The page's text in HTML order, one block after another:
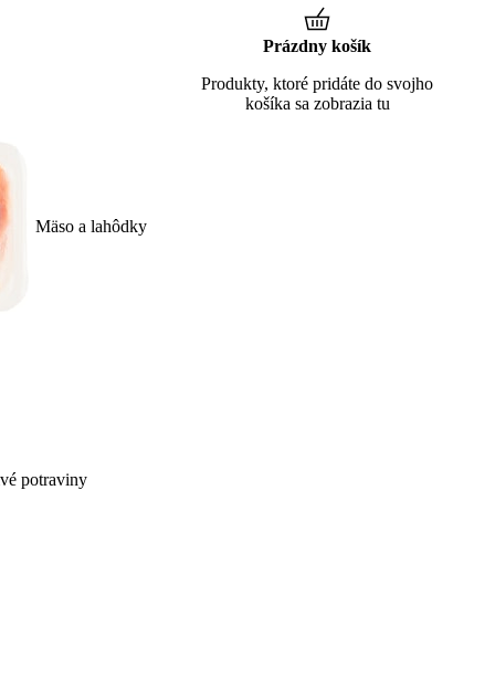
Mäso a lahôdky
potraviny
Prázdny košík
Produkty, ktoré pridáte do svojho
košíka sa zobrazia tu